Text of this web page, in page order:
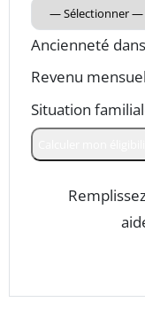
Ancienneté
Revenu
Situation